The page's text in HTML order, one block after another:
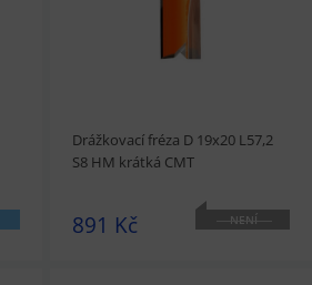
Drážkovací fréza D 19x20 L57,2
S8 HM krátká CMT
891 Kč
NENÍ